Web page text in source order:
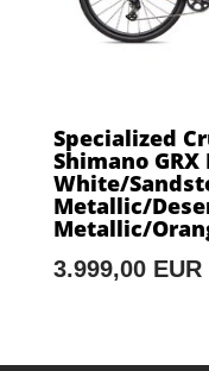
Specialized
Shimano GRX
White/
Metallic/
Metallic/
3.999,00 EUR